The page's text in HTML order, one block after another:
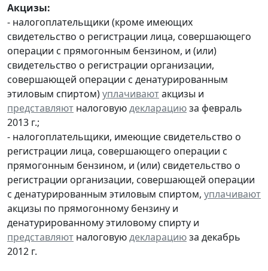
Акцизы:
- налогоплательщики (кроме имеющих
свидетельство о регистрации лица, совершающего
операции с прямогонным бензином, и (или)
свидетельство о регистрации организации,
совершающей операции с денатурированным
этиловым спиртом)уплачиваютакцизы и
представляют налоговуюдекларациюза февраль
2013 г.;
- налогоплательщики, имеющие свидетельство о
регистрации лица, совершающего операции с
прямогонным бензином, и (или) свидетельство о
регистрации организации, совершающей операции
с денатурированным этиловым спиртом, уплачивают
акцизы по прямогонному бензину и
денатурированному этиловому спирту и
представляют налоговуюдекларациюза декабрь
2012 г.